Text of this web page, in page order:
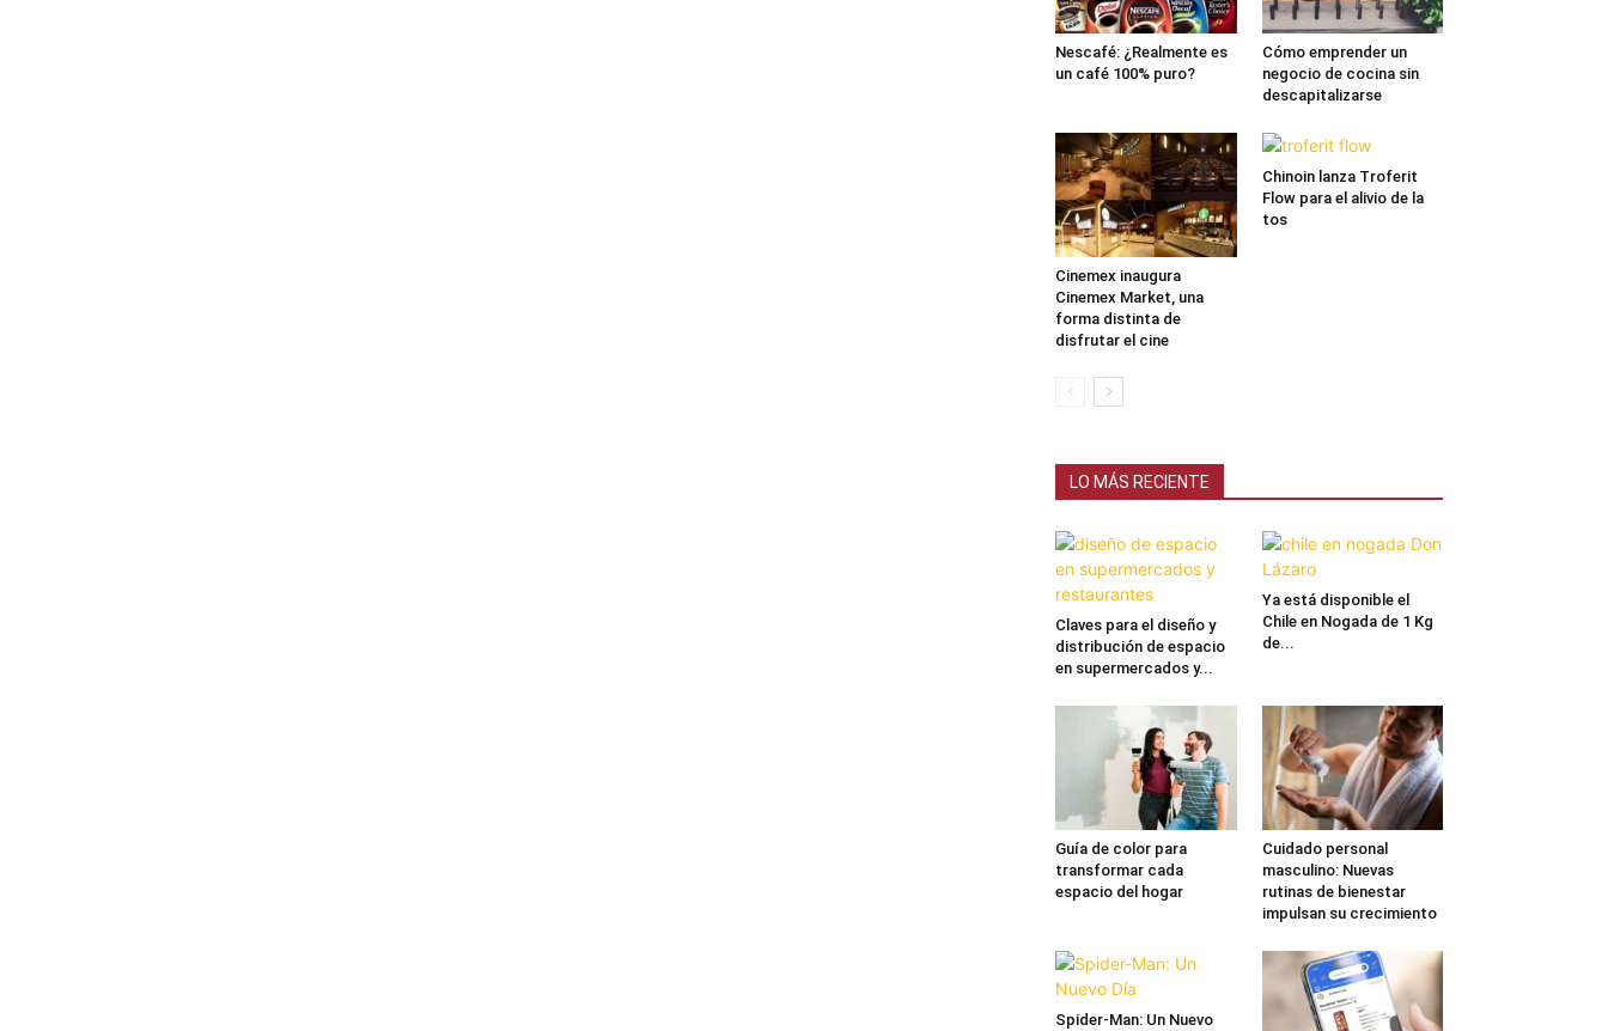
Nescafé: ¿Realmente es
un café 100% puro?
Cómo emprender un
negocio de cocina sin
descapitalizarse
Cinemex inaugura
Cinemex Market, una
forma distinta de
disfrutar el cine
Chinoin lanza Troferit
Flow para el alivio de la
tos
LO MÁS RECIENTE
Claves para el diseño y
distribución de espacio
en supermercados y...
Ya está disponible el
Chile en Nogada de 1 Kg
de...
Guía de color para
transformar cada
espacio del hogar
Cuidado personal
masculino: Nuevas
rutinas de bienestar
impulsan su crecimiento
Spider-Man: Un Nuevo